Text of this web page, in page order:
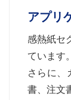
アプリ
感熱紙セ
ています
さらに、
書、注文